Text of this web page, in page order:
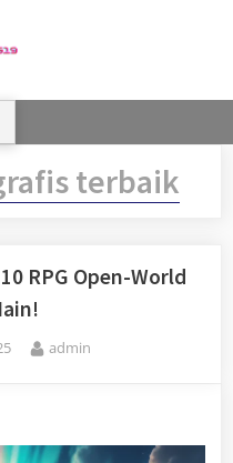
terbaik
RPG Open-World
By
admin